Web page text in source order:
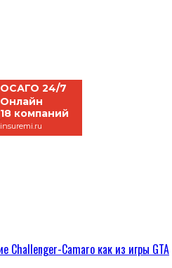
ОСАГО 24/7
Онлайн
18 компаний
insuremi.ru
Challenger-Camaro как из игры GTA